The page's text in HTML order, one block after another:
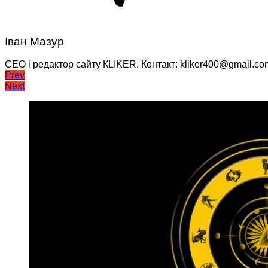
Іван Мазур
CEO і редактор сайту КLIKER. Контакт:
Навігація
записів
Prev
Next